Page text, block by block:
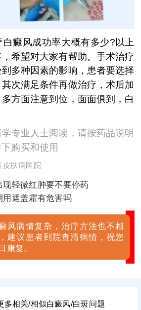
癜风成功率大概有多少?以上
希望对大家有帮助。手术治疗
多种因素的影响，患者要选择
次满足条件再做治疗，术后加
方面注意到位，面面俱到，白
专业人士阅读，请按药品说明
购买和使用
皮肤病医院
现轻微红肿要不要停药
用遮盖霜有危害吗
风病情复杂，治疗方法也不相
建议患者到院查清病情，祝您
康复。
多相关/相似白癜风/白斑问题